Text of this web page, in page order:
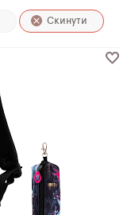
Скинути